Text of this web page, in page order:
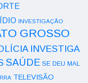
INVESTIGAÇÃO
GROSSO
INVESTIGA
SAÚDE SE DEU MAL
TELEVISÃO